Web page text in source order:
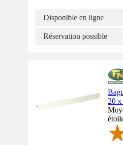
Disponible en ligne
Réservation possible
20